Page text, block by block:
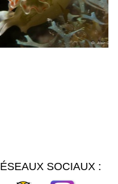
SOCIAUX :